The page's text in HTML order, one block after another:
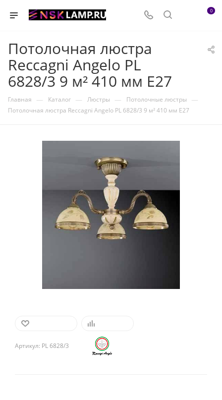
0
Потолочная люстра
Reccagni Angelo PL
6828/3 9 м² 410 мм E27
Главная — Каталог — Люстры — Потолочные люстры —
Потолочная люстра Reccagni Angelo PL 6828/3 9 м² 410 мм E27
Артикул: PL 6828/3